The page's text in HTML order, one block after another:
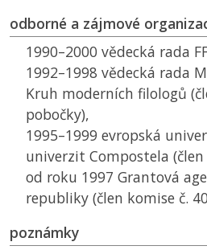
odborné a zájmové
1990–2000 vědecká rada
1992–1998 vědecká rada
Kruh moderních filologů
pobočky),
1995–1999 evropská
univerzit Compostela
od roku 1997 Grantová
republiky (člen komise č.
poznámky